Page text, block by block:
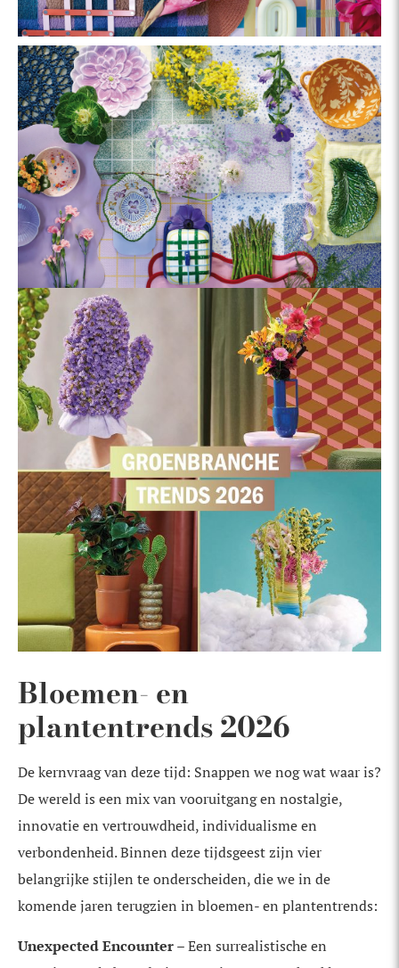
Bloemen- en
plantentrends 2026
De kernvraag van deze tijd: Snappen we nog wat waar is?
De wereld is een mix van vooruitgang en nostalgie,
innovatie en vertrouwdheid, individualisme en
verbondenheid. Binnen deze tijdsgeest zijn vier
belangrijke stijlen te onderscheiden, die we in de
komende jaren terugzien in bloemen- en plantentrends:
Unexpected Encounter– Een surrealistische en